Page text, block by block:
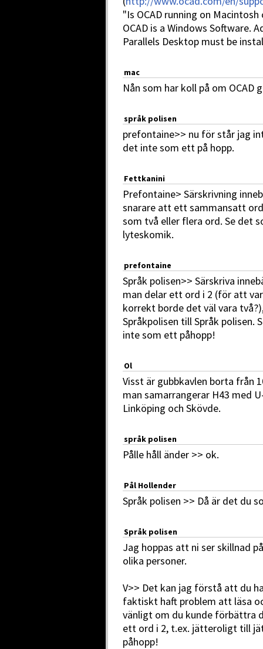
"Is OCAD running on
OCAD is a Windows Software.
Parallels Desktop must be
mac
Nån som har koll på om OCAD
språk polisen
prefontaine>> nu för står jag
det inte som ett på hopp.
Fettkanini
Prefontaine> Särskrivning
snarare att ett sammansatt
som två eller flera ord. Se det
lyteskomik.
prefontaine
Språk polisen>> Särskriva
man delar ett ord i 2 (för att
korrekt borde det väl vara
Språkpolisen till Språk polisen.
inte som ett påhopp!
Ol
Visst är gubbkavlen borta från
man samarrangerar H43 med
Linköping och Skövde.
språk polisen
Pålle håll änder >> ok.
Pål Hollender
Språk polisen >> Då är det du
Språk polisen
Jag hoppas att ni ser skillnad
olika personer.
V>> Det kan jag förstå att du
faktiskt haft problem att läsa
vänligt om du kunde förbättra
ett ord i 2, t.ex. jätteroligt till
påhopp!